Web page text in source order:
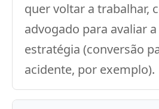
quer voltar a trabalhar,
advogado para avaliar
estratégia (conversão
acidente, por exemplo).